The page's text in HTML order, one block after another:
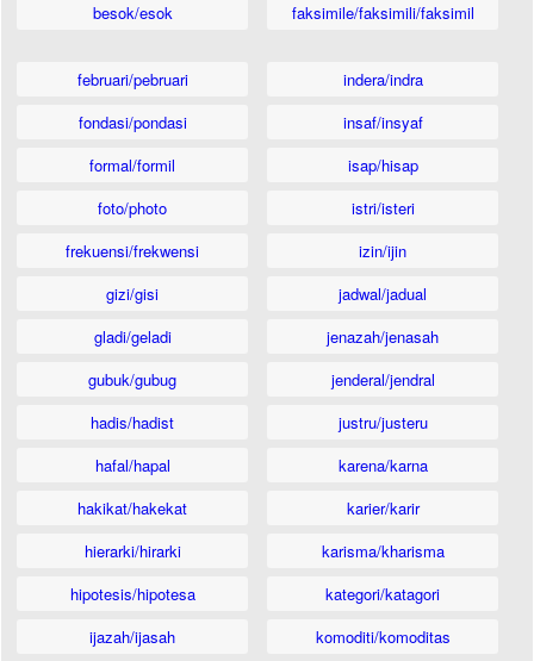
besok/esok
faksimile/faksimili/faksimil
februari/pebruari
fondasi/pondasi
formal/formil
foto/photo
frekuensi/frekwensi
gizi/gisi
gladi/geladi
gubuk/gubug
hadis/hadist
hafal/hapal
hakikat/hakekat
hierarki/hirarki
hipotesis/hipotesa
ijazah/ijasah
indera/indra
insaf/insyaf
isap/hisap
istri/isteri
izin/ijin
jadwal/jadual
jenazah/jenasah
jenderal/jendral
justru/justeru
karena/karna
karier/karir
karisma/kharisma
kategori/katagori
komoditi/komoditas